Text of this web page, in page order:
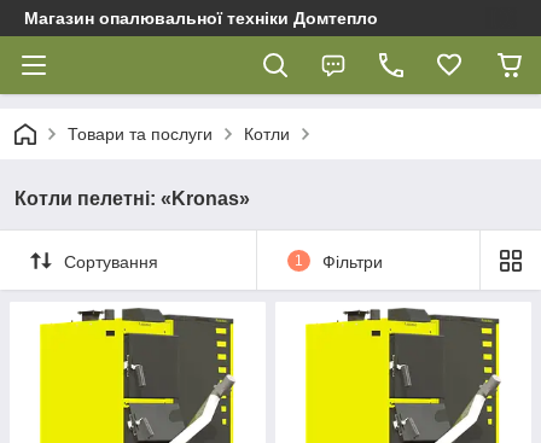
Магазин опалювальної техніки Домтепло
Товари та послуги Котли
Котли пелетні: «Kronas»
Сортування 1 Фільтри